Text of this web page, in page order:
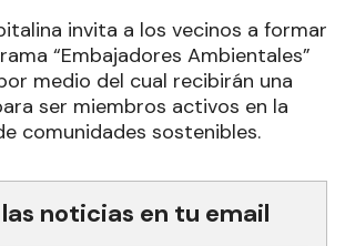
invita a los vecinos a formar
“Embajadores Ambientales”
medio del cual recibirán una
ser miembros activos en la
comunidades sostenibles.
noticias en tu email